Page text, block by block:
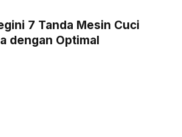
7 Tanda Mesin Cuci
dengan Optimal